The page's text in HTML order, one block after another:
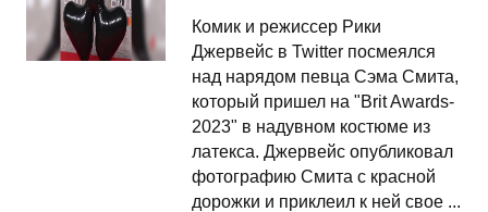
Комик и режиссер Рики
Джервейс в Twitter посмеялся
над нарядом певца Сэма Смита,
который пришел на "Brit Awards-
2023" в надувном костюме из
латекса. Джервейс опубликовал
фотографию Смита с красной
дорожки и приклеил к ней свое ...